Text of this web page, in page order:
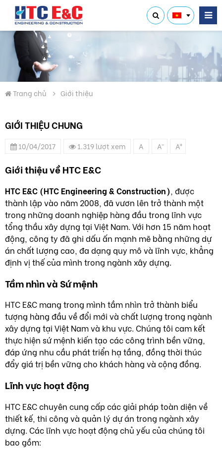
Trang chủ Giới thiệu
GIỚI THIỆU CHUNG
10/04/2017 1.319 lượt xem A A- A+
Giới thiệu về HTC E&C
HTC E&C (HTC Engineering & Construction), được
thành lập vào năm 2008, đã vươn lên trở thành một
trong những doanh nghiệp hàng đầu trong lĩnh vực
tổng thầu xây dựng tại Việt Nam. Với hơn 15 năm hoạt
động, công ty đã ghi dấu ấn mạnh mẽ bằng những dự
án chất lượng cao, đa dạng quy mô và lĩnh vực, khẳng
định vị thế của mình trong ngành xây dựng.
Tầm nhìn và Sứ mệnh
HTC E&C mang trong mình tầm nhìn trở thành biểu
tượng hàng đầu về đổi mới và chất lượng trong ngành
xây dựng tại Việt Nam và khu vực. Chúng tôi cam kết
thực hiện sứ mệnh kiến tạo các công trình bền vững,
đáp ứng nhu cầu phát triển hạ tầng, đồng thời thúc
đẩy giá trị bền vững cho khách hàng và cộng đồng.
Lĩnh vực hoạt động
HTC E&C chuyên cung cấp các giải pháp toàn diện về
thiết kế, thi công và quản lý dự án trong ngành xây
dựng. Các lĩnh vực hoạt động chủ yếu của chúng tôi
bao gồm: